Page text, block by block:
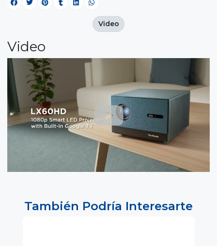
Video
Video
También Podría Interesarte